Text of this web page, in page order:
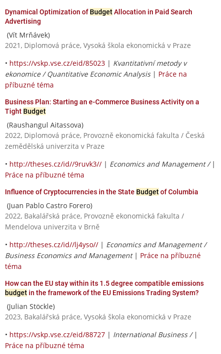
Dynamical Optimization of BudgetAllocation in Paid Search
Advertising
(Vít Mrňávek)
2021, Diplomová práce, Vysoká škola ekonomická v Praze
• https://vskp.vse.cz/eid/85023 | Kvantitativní metody v
ekonomice / Quantitative Economic Analysis| Práce na
příbuzné téma
Business Plan: Starting an e-Commerce Business Activity on a
Tight Budget
(Raushangul Aitassova)
2022, Diplomová práce, Provozně ekonomická fakulta / Česká
zemědělská univerzita v Praze
• http://theses.cz/id//9ruvk3// | Economics and Management / |
Práce na příbuzné téma
Influence of Cryptocurrencies in the State Budgetof Columbia
(Juan Pablo Castro Forero)
2022, Bakalářská práce, Provozně ekonomická fakulta /
Mendelova univerzita v Brně
• http://theses.cz/id//lj4yso// | Economics and Management /
Business Economics and Management| Práce na příbuzné
téma
How can the EU stay within its 1.5 degree compatible emissions
budget in the framework of the EU Emissions Trading System?
(Julian Stöckle)
2023, Bakalářská práce, Vysoká škola ekonomická v Praze
• https://vskp.vse.cz/eid/88727 | International Business / |
Práce na příbuzné téma